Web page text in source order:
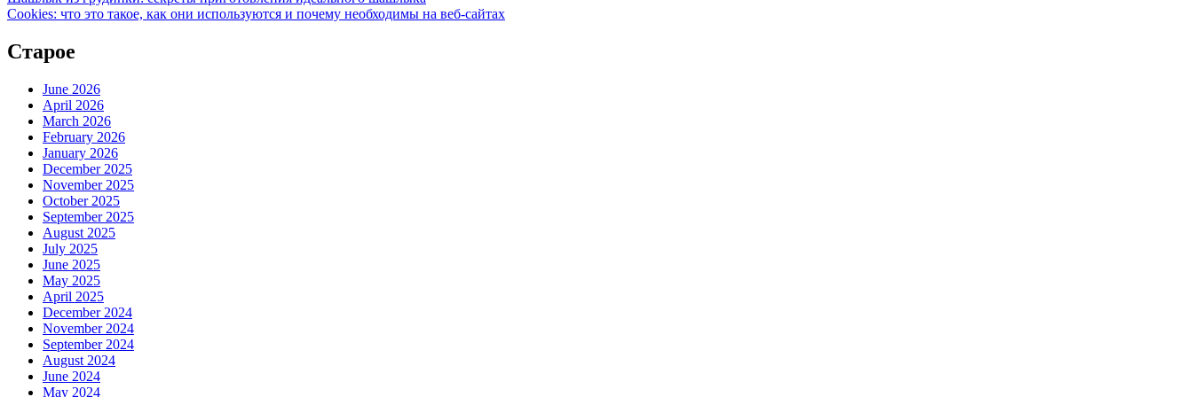
Cookies: что это такое, как они используются и почему необходимы на веб-сайтах
Старое
June 2026
April 2026
March 2026
February 2026
January 2026
December 2025
November 2025
October 2025
September 2025
August 2025
July 2025
June 2025
May 2025
April 2025
December 2024
November 2024
September 2024
August 2024
June 2024
May 2024